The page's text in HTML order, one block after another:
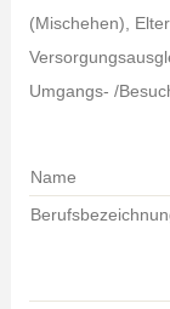
(Mischehen),
Umgangs- /
Name